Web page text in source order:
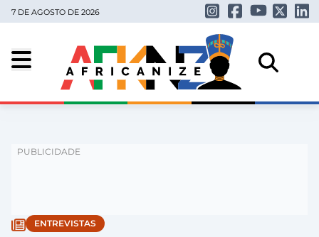
7 DE AGOSTO DE 2026
ENTREVISTAS